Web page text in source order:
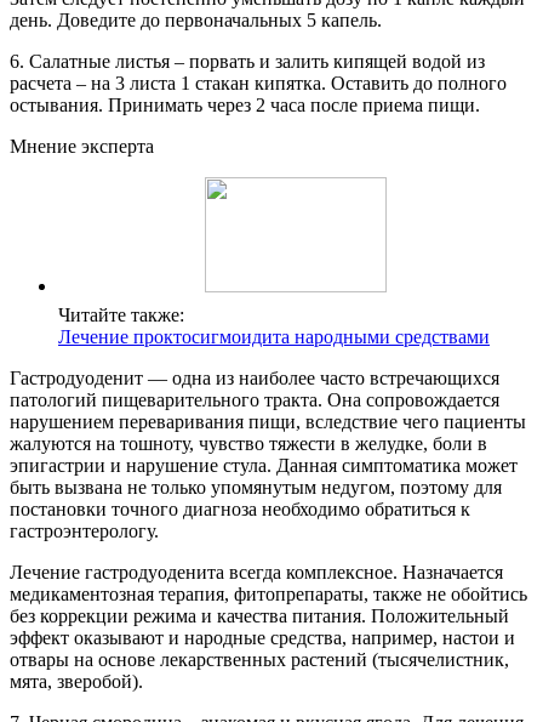
день. Доведите до первоначальных 5 капель.
6. Салатные листья – порвать и залить кипящей водой из
расчета – на 3 листа 1 стакан кипятка. Оставить до полного
остывания. Принимать через 2 часа после приема пищи.
Мнение эксперта
Читайте также:
Лечение проктосигмоидита народными средствами
Гастродуоденит — одна из наиболее часто встречающихся
патологий пищеварительного тракта. Она сопровождается
нарушением переваривания пищи, вследствие чего пациенты
жалуются на тошноту, чувство тяжести в желудке, боли в
эпигастрии и нарушение стула. Данная симптоматика может
быть вызвана не только упомянутым недугом, поэтому для
постановки точного диагноза необходимо обратиться к
гастроэнтерологу.
Лечение гастродуоденита всегда комплексное. Назначается
медикаментозная терапия, фитопрепараты, также не обойтись
без коррекции режима и качества питания. Положительный
эффект оказывают и народные средства, например, настои и
отвары на основе лекарственных растений (тысячелистник,
мята, зверобой).